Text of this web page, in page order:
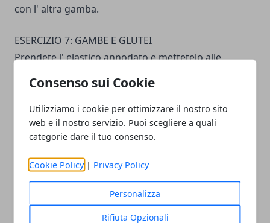
Consenso sui Cookie
Utilizziamo i cookie per ottimizzare il nostro sito
web e il nostro servizio. Puoi scegliere a quali
categorie dare il tuo consenso.
Cookie Policy | Privacy Policy
Personalizza
Rifiuta Opzionali
con l' altra gamba.
ESERCIZIO 7: GAMBE E GLUTEI
Prendete l' elastico annodato e mettetelo alle
Poggiate la fronte sulle mani ed allungate le gambe.
Divaricate le gambe leggermente e controllate che l'
elastico sia tirato intorno alle caviglie. Contraete i
muscoli addominali e i glu­tei, poi divaricate le gambe
verso l' e­sterno, contro la resistenza dell' elastico.
Ripetete l' esercizio per 15-20 volte per 3-4 serie.
Variazione dell' esercizio: sempre in posizione a
pancia in sotto, piegate entrambe le ginocchia in